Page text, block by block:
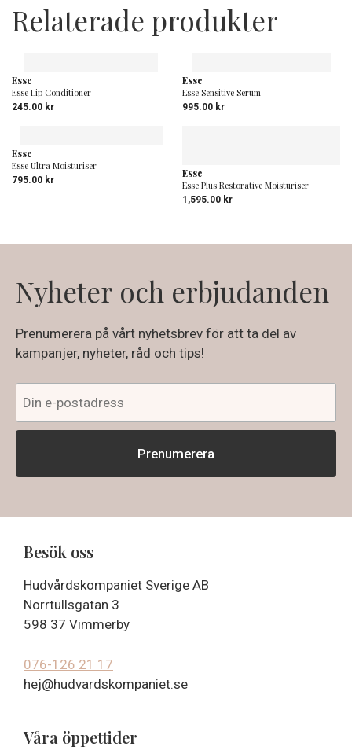
Relaterade produkter
Esse
Esse Lip Conditioner
245.00 kr
Esse
Esse Sensitive Serum
995.00 kr
Esse
Esse Ultra Moisturiser
795.00 kr
Esse
Esse Plus Restorative Moisturiser
1,595.00 kr
Nyheter och erbjudanden
Prenumerera på vårt nyhetsbrev för att ta del av
kampanjer, nyheter, råd och tips!
Besök oss
Hudvårdskompaniet Sverige AB
Norrtullsgatan 3
598 37 Vimmerby
076-126 21 17
hej@hudvardskompaniet.se
Våra öppettider